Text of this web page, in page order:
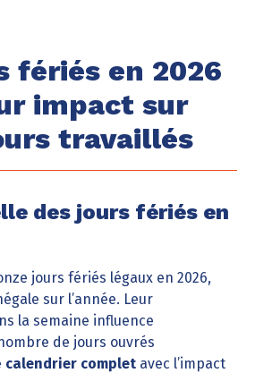
fériés en 2026
impact sur
travaillés
des jours fériés en
jours fériés légaux en 2026,
sur l’année. Leur
la semaine influence
de jours ouvrés
calendrier complet avec l’impact